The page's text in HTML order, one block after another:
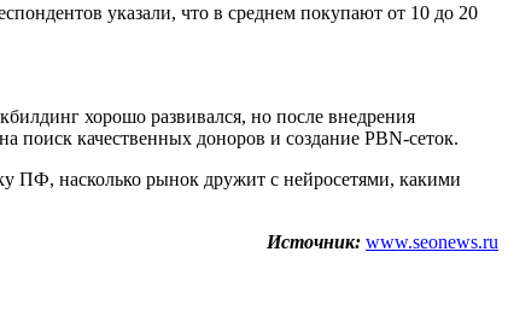
указали, что в среднем покупают от 10 до 20
хорошо развивался, но после внедрения
поиск качественных доноров и создание PBN-сеток.
ПФ, насколько рынок дружит с нейросетями, какими
Источник: www.seonews.ru